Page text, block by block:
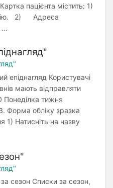
пацієнта містить: 1)
2) Адреса
епіднагляд Користувачі
мають відправляти
Понеділка тижня
Форма обліку зразка
1) Натисніть на назву
сезон Списки за сезон,